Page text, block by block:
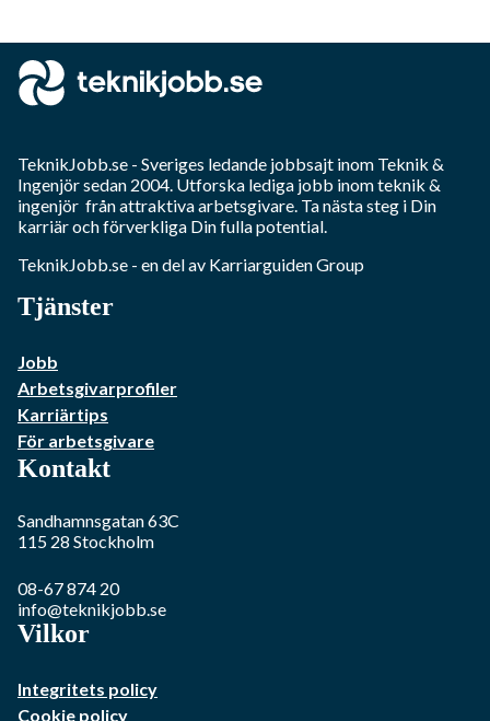
TeknikJobb.se - Sveriges ledande jobbsajt inom Teknik &
Ingenjörsedan 2004. Utforska lediga jobb inomteknik &
ingenjör från attraktiva arbetsgivare. Ta nästa steg i Din
karriär och förverkliga Din fulla potential.
TeknikJobb.se - en del av Karriarguiden Group
Tjänster
Jobb
Arbetsgivarprofiler
Karriärtips
För arbetsgivare
Kontakt
Sandhamnsgatan 63C
115 28 Stockholm
08-67 874 20
info@teknikjobb.se
Vilkor
Integritets policy
Cookie policy